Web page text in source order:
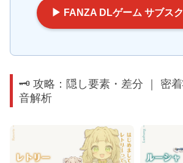
▶ FANZA DLゲーム サブス
🗝️ 攻略：隠し要素・差分 ｜ 密
音解析